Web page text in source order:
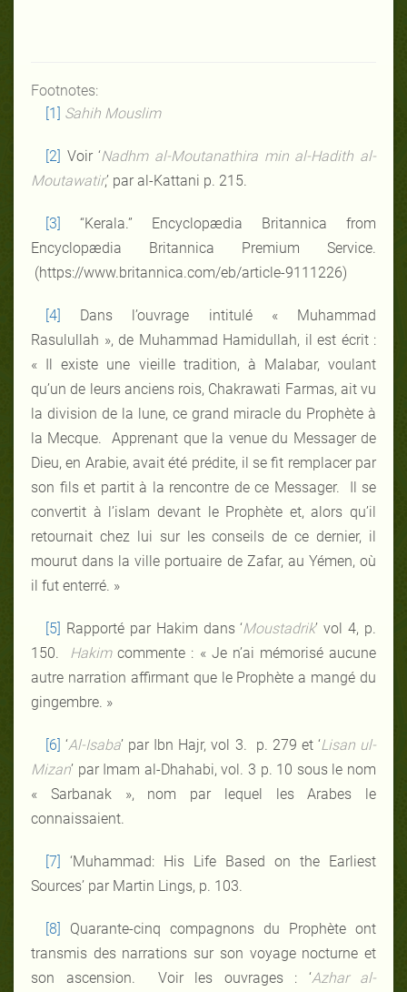
Footnotes:
[1] Sahih Mouslim
[2] Voir ‘Nadhm al-Moutanathira min al-Hadith al-
Moutawatir,’ par al-Kattani p. 215.
[3]
“Kerala.” Encyclopædia Britannica from
Encyclopædia Britannica Premium Service.
(https://www.britannica.com/eb/article-9111226)
[4]
Dans l’ouvrage intitulé « Muhammad
Rasulullah », de Muhammad Hamidullah, il est écrit :
« Il existe une vieille tradition, à Malabar, voulant
qu’un de leurs anciens rois, Chakrawati Farmas, ait vu
la division de la lune, ce grand miracle du Prophète à
la Mecque. Apprenant que la venue du Messager de
Dieu, en Arabie, avait été prédite, il se fit remplacer par
son fils et partit à la rencontre de ce Messager. Il se
convertit à l’islam devant le Prophète et, alors qu’il
retournait chez lui sur les conseils de ce dernier, il
mourut dans la ville portuaire de Zafar, au Yémen, où
il fut enterré. »
[5] Rapporté par Hakim dans ‘Moustadrik’ vol 4, p.
150. Hakimcommente : « Je n’ai mémorisé aucune
autre narration affirmant que le Prophète a mangé du
gingembre. »
[6] ‘Al-Isaba’ par Ibn Hajr, vol 3. p. 279 et ‘Lisan ul-
Mizan’ par Imam al-Dhahabi, vol. 3 p. 10 sous le nom
« Sarbanak », nom par lequel les Arabes le
connaissaient.
[7]
‘Muhammad: His Life Based on the Earliest
Sources’ par Martin Lings, p. 103.
[8]
Quarante-cinq compagnons du Prophète ont
transmis des narrations sur son voyage nocturne et
son ascension. Voir les ouvrages : ‘Azhar al-